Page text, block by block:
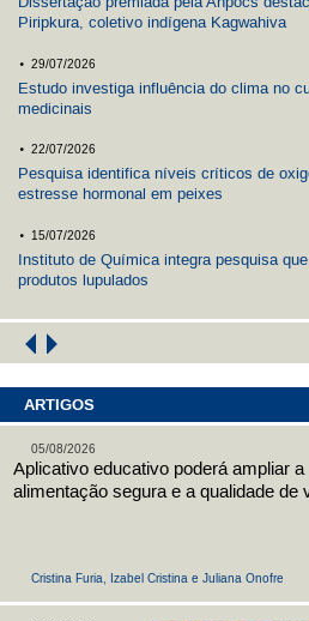
Piripkura, coletivo indígena Kagwahiva
. 29/07/2026
Estudo investiga influência do clima no
medicinais
. 22/07/2026
Pesquisa identifica níveis críticos de
estresse hormonal em peixes
. 15/07/2026
Instituto de Química integra pesquisa
produtos lupulados
ARTIGOS
Cristina Furia, Izabel Cristina e Juliana Onofre
05/08/2026
Aplicativo educativo poderá ampliar a
alimentação segura e a qualidade de